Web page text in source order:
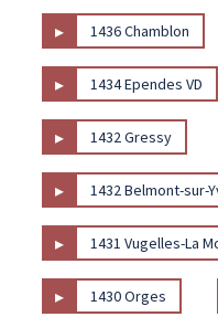
▸ 1436 Chamblon
▸ 1434 Ependes VD
▸ 1432 Gressy
▸ 1432 Belmont-sur-
▸ 1431 Vugelles-La
▸ 1430 Orges